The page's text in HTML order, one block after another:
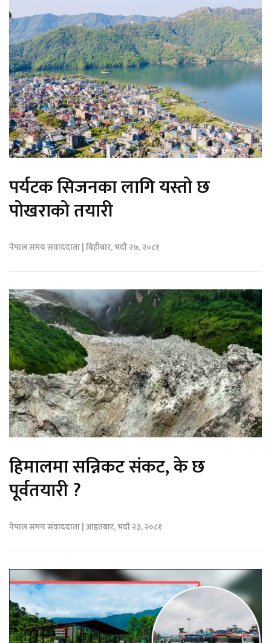
पर्यटक सिजनका लागि यस्तो छ
पोखराको तयारी
नेपाल समय संवाददाता | बिहीबार, भदौ २७, २०८१
हिमालमा सन्निकट संकट, के छ
पूर्वतयारी ?
नेपाल समय संवाददाता | आइतबार, भदौ २३, २०८१